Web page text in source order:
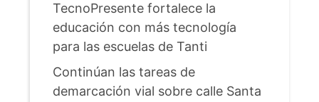
TecnoPresente fortalece la
educación con más tecnología
para las escuelas de Tanti
Continúan las tareas de
demarcación vial sobre calle Santa